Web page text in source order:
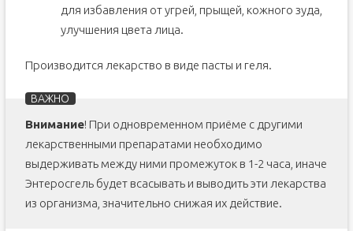
для избавления от угрей, прыщей, кожного зуда,
улучшения цвета лица.
Производится лекарство в виде пасты и геля.
Внимание! При одновременном приёме с другими
лекарственными препаратами необходимо
выдерживать между ними промежуток в 1-2 часа, иначе
Энтеросгель будет всасывать и выводить эти лекарства
из организма, значительно снижая их действие.